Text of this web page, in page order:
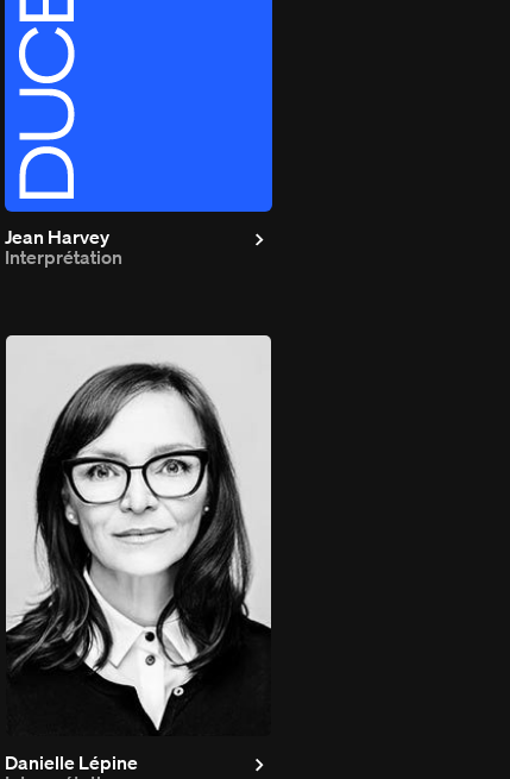
Jean Harvey
Interprétation
Danielle Lépine